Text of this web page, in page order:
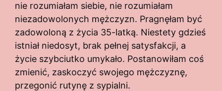
nie rozumiałam siebie, nie rozumiałam
niezadowolonych mężczyzn. Pragnęłam być
zadowoloną z życia 35-latką. Niestety gdzieś
istniał niedosyt, brak pełnej satysfakcji, a
życie szybciutko umykało. Postanowiłam coś
zmienić, zaskoczyć swojego mężczyznę,
przegonić rutynę z sypialni.